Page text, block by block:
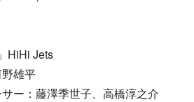
HiHi Jets
雄平
ー：藤澤季世子、高橋淳之介